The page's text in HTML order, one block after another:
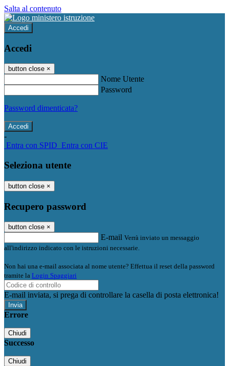
Salta al contenuto
Accedi
Accedi
button close ×
Nome Utente
Password
Password dimenticata?
-
Entra con SPID Entra con CIE
Seleziona utente
button close ×
Recupero password
button close ×
E-mail Verrà inviato un messaggio
all'indirizzo indicato con le istruzioni necessarie.
Non hai una e-mail associata al nome utente? Effettua il reset della password
tramite la Login Spaggiari
E-mail inviata, si prega di controllare la casella di posta elettronica!
Errore
Chiudi
Successo
Chiudi